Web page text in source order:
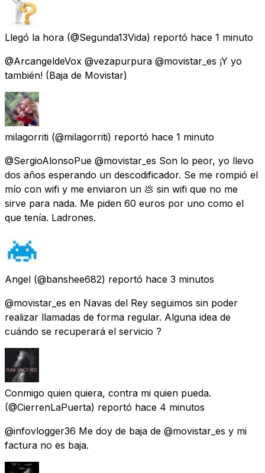
Llegó la hora (@Segunda13Vida) reportó hace 1 minuto
@ArcangeldeVox @vezapurpura @movistar_es ¡Y yo
también! (Baja de Movistar)
milagorriti (@milagorriti) reportó hace 1 minuto
@SergioAlonsoPue @movistar_es Son lo peor, yo llevo
dos años esperando un descodificador. Se me rompió el
mío con wifi y me enviaron un 💩 sin wifi que no me
sirve para nada. Me piden 60 euros por uno como el
que tenía. Ladrones.
Angel (@banshee682) reportó hace 3 minutos
@movistar_es en Navas del Rey seguimos sin poder
realizar llamadas de forma regular. Alguna idea de
cuándo se recuperará el servicio ?
Conmigo quien quiera, contra mi quien pueda.
(@CierrenLaPuerta) reportó hace 4 minutos
@infovlogger36 Me doy de baja de @movistar_es y mi
factura no es baja.